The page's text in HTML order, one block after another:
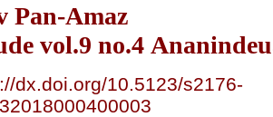
Pan-Amaz
vol.9 no.4
dx.doi.org/10.5123/s2176-